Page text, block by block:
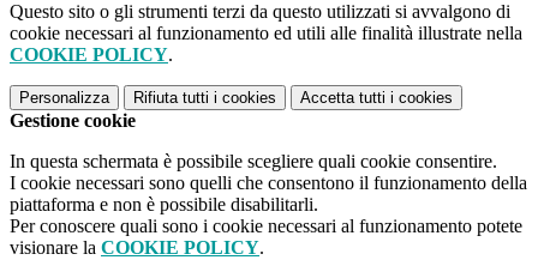
Questo sito o gli strumenti terzi da questo utilizzati si avvalgono di
cookie necessari al funzionamento ed utili alle finalità illustrate nella
COOKIE POLICY.
Personalizza Rifiuta tutti i cookies Accetta tutti i cookies
Gestione cookie
In questa schermata è possibile scegliere quali cookie consentire.
I cookie necessari sono quelli che consentono il funzionamento della
piattaforma e non è possibile disabilitarli.
Per conoscere quali sono i cookie necessari al funzionamento potete
visionare la COOKIE POLICY.